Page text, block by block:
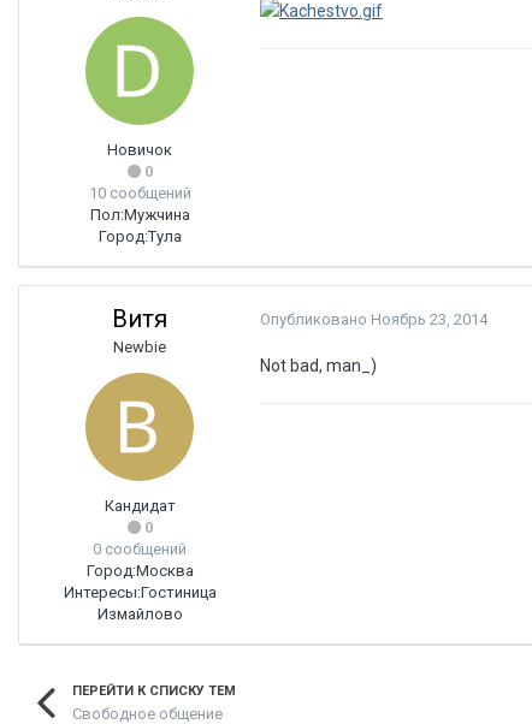
Новичок
0
10 сообщений
Пол:Мужчина
Город:Тула
Витя
Newbie
Кандидат
0
0 сообщений
Город:Москва
Интересы:Гостиница
Измайлово
Опубликовано Ноябрь 23, 2014
Not bad, man_)
ПЕРЕЙТИ К СПИСКУ ТЕМ
Свободное общение